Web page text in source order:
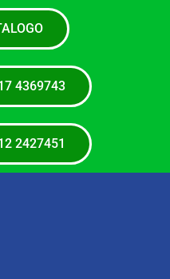
4369743
2427451